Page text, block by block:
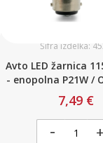
Šifra izdelka:
Avto LED žarnica
- enopolna P21W /
18 LED / 4W /
7,49 €
- +